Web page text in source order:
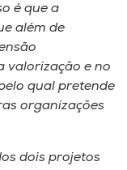
é que a
além de
valorização e no
qual pretende
organizações
dois projetos